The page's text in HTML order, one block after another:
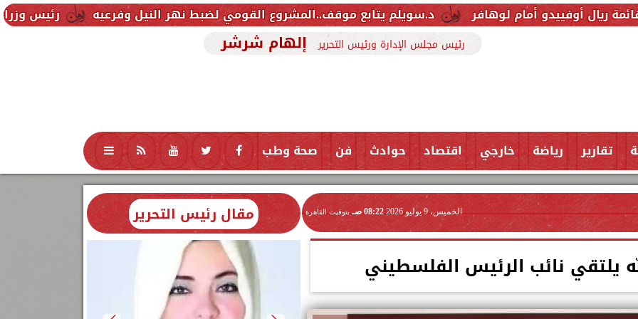
رئيس وزراء العراق يتلقى د.سويلم يتابع موقف..المشروع القومي لضبط نهر النيل وفرعيه أمام لوهافر
رئيس مجلس الإدارة ورئيس التحرير إلهام شرشر
تقارير رياضة خارجي اقتصاد حوادث فن صحة وطب تكنولوجيا منوعات محافظات
الخميس، 9 يوليو 2026 08:22 صـ بتوقيت القاهرة
يلتقي نائب الرئيس الفلسطيني
مقال رئيس التحرير